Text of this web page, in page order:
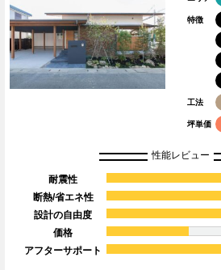
特徴
工法
坪単価
性能レビュー
耐震性
断熱/省エネ性
設計の自由度
価格
アフターサポート